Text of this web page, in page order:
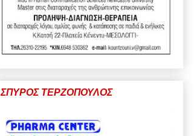
ΣΠΥΡΟΣ ΤΕΡΖΟΠΟΥΛΟΣ